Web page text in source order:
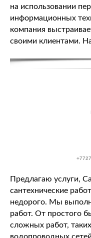
на использовании
информационных
компания
своими клиентами.
Предлагаю услуги,
сантехнические
недорого. Мы
работ. От простого
сложных работ,
водопроводных